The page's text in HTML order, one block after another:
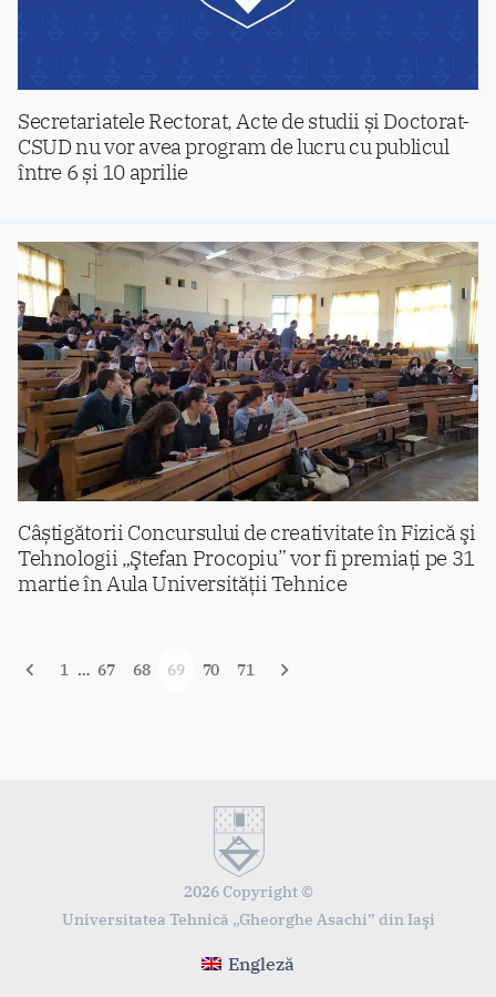
Secretariatele Rectorat, Acte de studii și Doctorat-
CSUD nu vor avea program de lucru cu publicul
între 6 și 10 aprilie
Câștigătorii Concursului de creativitate în Fizică şi
Tehnologii „Ştefan Procopiu” vor fi premiați pe 31
martie în Aula Universității Tehnice
în
1 … 67 68 69 70 71
2026 Copyright ©
Universitatea Tehnică „Gheorghe Asachi” din Iaşi
Engleză